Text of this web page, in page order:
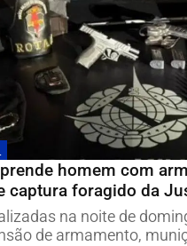
homem com
captura foragido da
na noite de
de armamento,